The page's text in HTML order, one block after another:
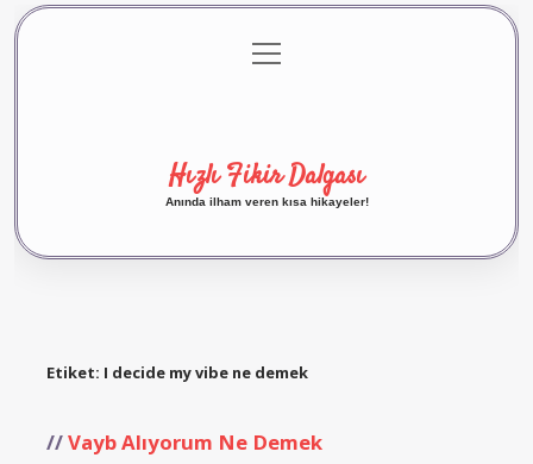
Gizlilik Politikası
menüyü
aç
Hızlı Fikir Dalgası
Anında ilham veren kısa hikayeler!
Etiket: I decide my vibe ne demek
Vayb Alıyorum Ne Demek